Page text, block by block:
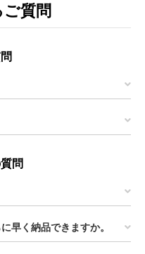
質問
問
早く納品できますか。